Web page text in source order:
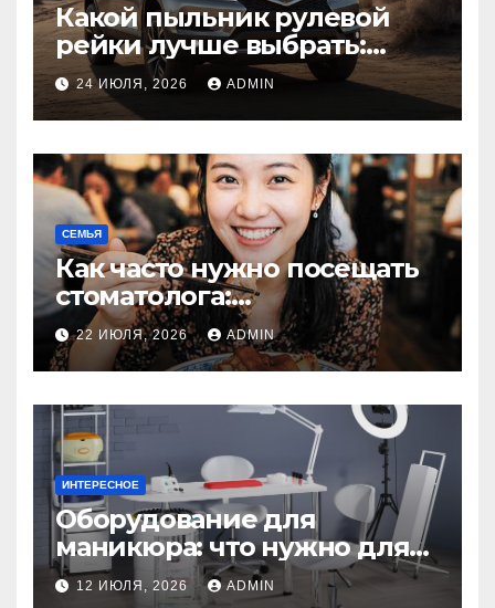
Какой пыльник рулевой
рейки лучше выбрать:
оригинальный или аналог,
резина или полиуретан
24 ИЮЛЯ, 2026 ADMIN
СЕМЬЯ
Как часто нужно посещать
стоматолога:
рекомендации для
здоровья зубов
22 ИЮЛЯ, 2026 ADMIN
ИНТЕРЕСНОЕ
Оборудование для
маникюра: что нужно для
идеального маникюра
12 ИЮЛЯ, 2026 ADMIN